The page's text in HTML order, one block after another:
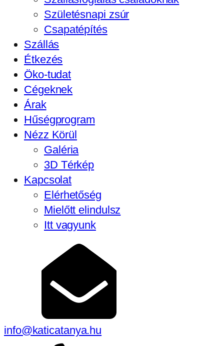
Születésnapi zsúr
Csapatépítés
Szállás
Étkezés
Öko-tudat
Cégeknek
Árak
Hűségprogram
Nézz Körül
Galéria
3D Térkép
Kapcsolat
Elérhetőség
Mielőtt elindulsz
Itt vagyunk
info@katicatanya.hu